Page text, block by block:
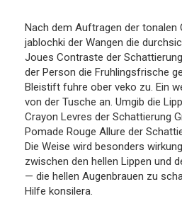
Nach dem Auftragen der tonalen
jablochki der Wangen die
Joues Contraste der
der Person die Fruhlingsfrische
Bleistift fuhre ober veko zu. Ein
von der Tusche an. Umgib die
Crayon Levres der Schattierung
Pomade Rouge Allure der
Die Weise wird besonders
zwischen den hellen Lippen und
— die hellen Augenbrauen zu
Hilfe konsilera.